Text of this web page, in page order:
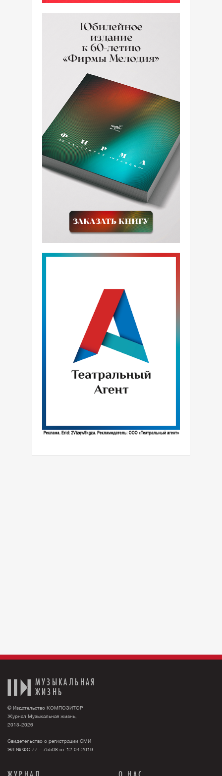
МУЗЫКАЛЬНАЯ
ЖИЗНЬ
© Издательство КОМПОЗИТОР
Журнал Музыкальная жизнь,
2013-2026
Свидетельство о регистрации СМИ
ЭЛ № ФС 77 – 75508 от 12.04.2019